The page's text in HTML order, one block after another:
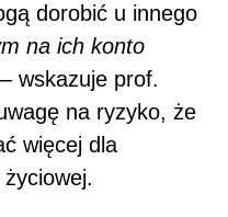
dorobić u innego
na ich konto
wskazuje prof.
na ryzyko, że
więcej dla